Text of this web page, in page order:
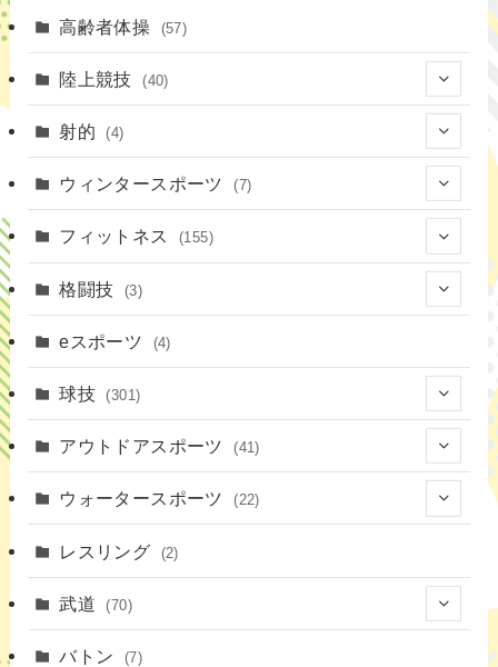
高齢者体操 (57)
陸上競技 (40)
(2)
射的 (4)
(4)
ウィンタースポーツ (7)
(7)
フィットネス (155)
(16)
(37)
(18)
(52)
格闘技 (3)
(3)
eスポーツ (4)
球技 (301)
(20)
(19)
アウトドアスポーツ (41)
(4)
(8)
ウォータースポーツ (22)
(7)
(15)
レスリング (2)
武道 (70)
バトン (7)